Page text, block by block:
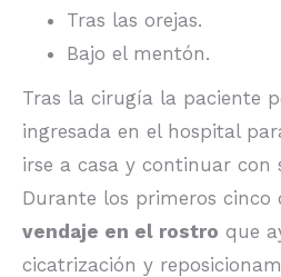
Tras las orejas.
Bajo el mentón.
Tras la cirugía la paciente
ingresada en el hospital
irse a casa y continuar con
Durante los primeros cinco
vendaje en el rostro que
cicatrización y